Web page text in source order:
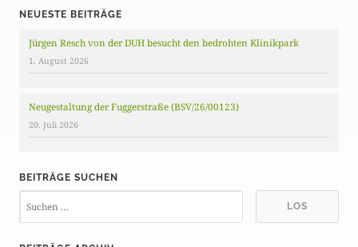
NEUESTE BEITRÄGE
Jürgen Resch von der DUH besucht den bedrohten Klinikpark
1. August 2026
Neugestaltung der Fuggerstraße (BSV/26/00123)
20. Juli 2026
BEITRÄGE SUCHEN